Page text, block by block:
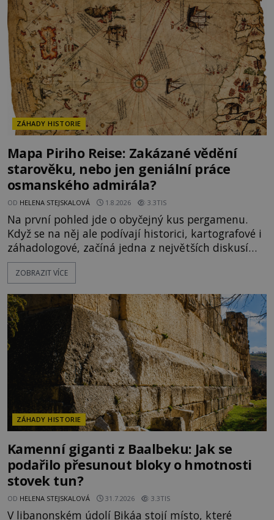
dost. Čas pracuje pro obléhatele. Ve městě ubývají
zásoby a každý den znamená další porci strádá
ZÁHADY HISTORIE
Mapa Piriho Reise: Zakázané vědění
starověku, nebo jen geniální práce
osmanského admirála?
OD HELENA STEJSKALOVÁ 1.8.2026 3.3TIS
Na první pohled jde o obyčejný kus pergamenu.
Když se na něj ale podívají historici, kartografové i
záhadologové, začíná jedna z největších diskusí
moderní historie. Osmanský admirál Piri Reis roku
1513 kreslí mapu světa, která překvapuje
ní vidí důkaz ztracené civilizace nebo dokonce
znalost Antarktidy dávno před jejím objevením.
Jiní tvrdí,
ZOBRAZIT VÍCE
ZÁHADY HISTORIE
Kamenní giganti z Baalbeku: Jak se
podařilo přesunout bloky o hmotnosti
stovek tun?
OD HELENA STEJSKALOVÁ 31.7.2026 3.3TIS
V libanonském údolí Bikáa stojí místo, které